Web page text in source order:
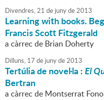
Divendres,21 de junyde2013
Learning with books.
Francis Scott Fitzgerald
a càrrec de Brian Doherty
Dilluns, 17 de junyde2013
Tertúlia de novel·la :El
Bertran
a càrrec de Montserrat